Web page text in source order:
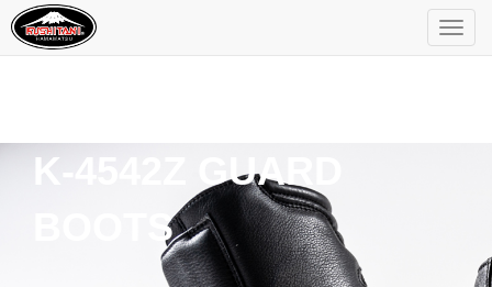
K-4542Z GUARD
BOOTS